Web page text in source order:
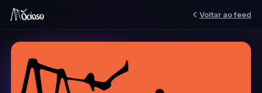
Voltar ao feed